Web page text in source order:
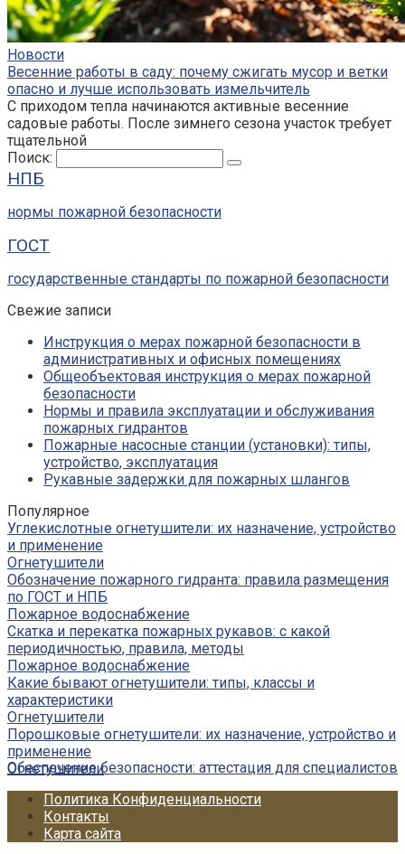
Новости
Весенние работы в саду: почему сжигать мусор и ветки
опасно и лучше использовать измельчитель
С приходом тепла начинаются активные весенние
садовые работы. После зимнего сезона участок требует
тщательной
Поиск:
НПБ
нормы пожарной безопасности
ГОСТ
государственные стандарты по пожарной безопасности
Свежие записи
Инструкция о мерах пожарной безопасности в
административных и офисных помещениях
Общеобъектовая инструкция о мерах пожарной
безопасности
Нормы и правила эксплуатации и обслуживания
пожарных гидрантов
Пожарные насосные станции (установки): типы,
устройство, эксплуатация
Рукавные задержки для пожарных шлангов
Популярное
Углекислотные огнетушители: их назначение, устройство
и применение
Огнетушители
Обозначение пожарного гидранта: правила размещения
по ГОСТ и НПБ
Пожарное водоснабжение
Скатка и перекатка пожарных рукавов: с какой
периодичностью, правила, методы
Пожарное водоснабжение
Какие бывают огнетушители: типы, классы и
характеристики
Огнетушители
Порошковые огнетушители: их назначение, устройство и
применение
Огнетушители
Обеспечение безопасности: аттестация для специалистов
Политика Конфиденциальности
Контакты
Карта сайта